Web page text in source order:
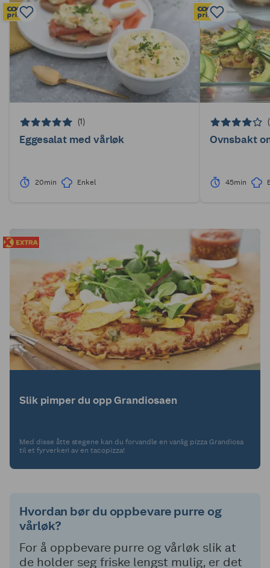
(1)
Eggesalat med vårløk
20min Enkel
Ovnsbakt
45min
Slik pimper du opp Grandiosaen
Med disse åtte stegene kan du forvandle en vanlig pizza Grandiosa
til et fyrverkeri av en tacopizza!
Hvordan bør du oppbevare purre og
vårløk?
For å oppbevare purre og vårløk slik at
de holder seg friske lengst mulig, er det